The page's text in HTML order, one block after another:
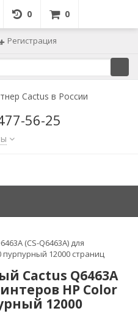
0 0
Регистрация
56-25
(CS-Q6463A) для
пурпурный 12000 страниц
Cactus Q6463A
HP Color
12000